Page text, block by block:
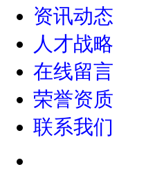
资讯动态
人才战略
在线留言
荣誉资质
联系我们